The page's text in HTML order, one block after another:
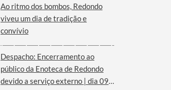
Ao ritmo dos bombos, Redondo
viveu um dia de tradição e
convívio
Despacho: Encerramento ao
público da Enoteca de Redondo
devido a serviço externo | dia 09